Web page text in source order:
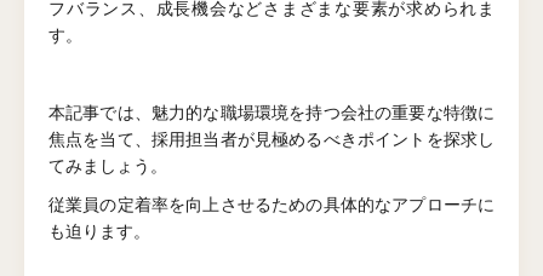
フバランス、成長機会などさまざまな要素が求められま
す。
本記事では、魅力的な職場環境を持つ会社の重要な特徴に
焦点を当て、採用担当者が見極めるべきポイントを探求し
てみましょう。
従業員の定着率を向上させるための具体的なアプローチに
も迫ります。